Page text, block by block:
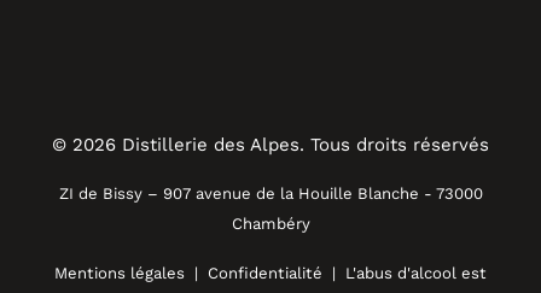
© 2026 Distillerie des Alpes. Tous droits réservés
ZI de Bissy – 907 avenue de la Houille Blanche - 73000
Chambéry
Mentions légales | Confidentialité | L'abus d'alcool est